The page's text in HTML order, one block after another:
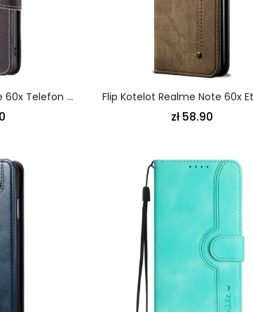
Etui Folio Realme Note 60x Telefon Evil Etui Ochronne
zł 58.90